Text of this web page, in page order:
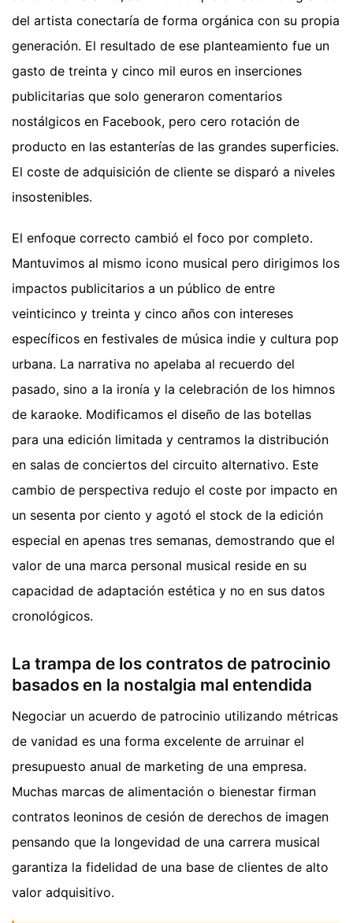
del artista conectaría de forma orgánica con su propia
generación. El resultado de ese planteamiento fue un
gasto de treinta y cinco mil euros en inserciones
publicitarias que solo generaron comentarios
nostálgicos en Facebook, pero cero rotación de
producto en las estanterías de las grandes superficies.
El coste de adquisición de cliente se disparó a niveles
insostenibles.
El enfoque correcto cambió el foco por completo.
Mantuvimos al mismo icono musical pero dirigimos los
impactos publicitarios a un público de entre
veinticinco y treinta y cinco años con intereses
específicos en festivales de música indie y cultura pop
urbana. La narrativa no apelaba al recuerdo del
pasado, sino a la ironía y la celebración de los himnos
de karaoke. Modificamos el diseño de las botellas
para una edición limitada y centramos la distribución
en salas de conciertos del circuito alternativo. Este
cambio de perspectiva redujo el coste por impacto en
un sesenta por ciento y agotó el stock de la edición
especial en apenas tres semanas, demostrando que el
valor de una marca personal musical reside en su
capacidad de adaptación estética y no en sus datos
cronológicos.
La trampa de los contratos de patrocinio
basados en la nostalgia mal entendida
Negociar un acuerdo de patrocinio utilizando métricas
de vanidad es una forma excelente de arruinar el
presupuesto anual de marketing de una empresa.
Muchas marcas de alimentación o bienestar firman
contratos leoninos de cesión de derechos de imagen
pensando que la longevidad de una carrera musical
garantiza la fidelidad de una base de clientes de alto
valor adquisitivo.